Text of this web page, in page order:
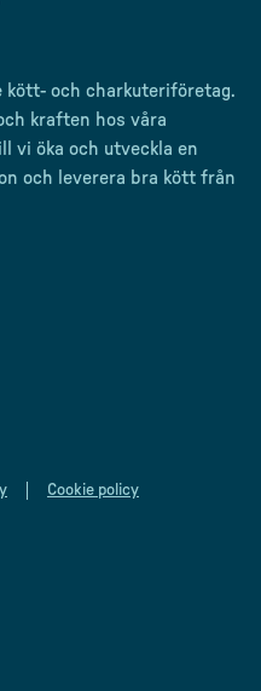
kött- och charkuteriföretag.
kraften hos våra
vi öka och utveckla en
och leverera bra kött från
Cookie policy